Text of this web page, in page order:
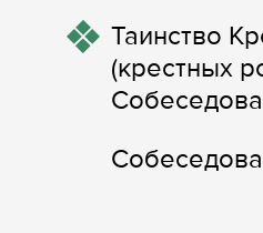
Таинство
(крестных